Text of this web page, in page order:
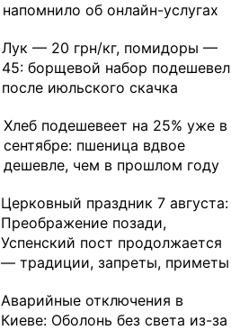
напомнило об онлайн-услугах
Лук — 20 грн/кг, помидоры —
45: борщевой набор подешевел
после июльского скачка
Хлеб подешевеет на 25% уже в
сентябре: пшеница вдвое
дешевле, чем в прошлом году
Церковный праздник 7 августа:
Преображение позади,
Успенский пост продолжается
— традиции, запреты, приметы
Аварийные отключения в
Киеве: Оболонь без света из-за